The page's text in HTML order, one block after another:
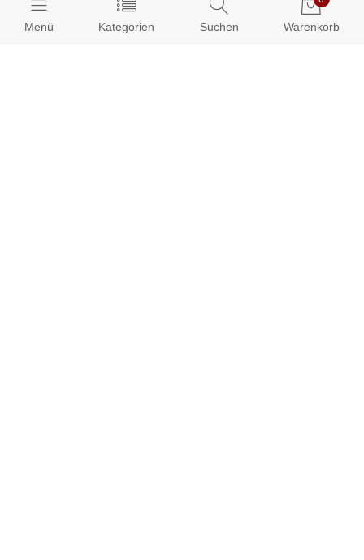
Menü Kategorien Suchen Warenkorb
Impressum